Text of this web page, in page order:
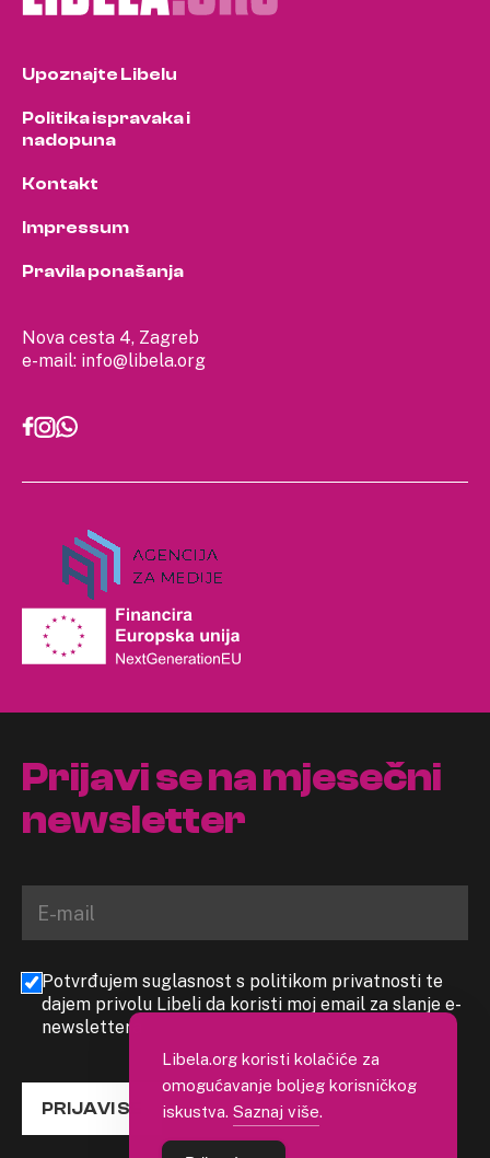
Nova cesta 4, Zagreb
e-mail: info@libela.org
Upoznajte Libelu
Politika ispravaka i
nadopuna
Kontakt
Impressum
Pravila ponašanja
Prijavi se na mjesečni
newsletter
Potvrđujem suglasnost s politikom privatnosti te
dajem privolu Libeli da koristi moj email za slanje e-
newslettera
PRIJAVI SE
Libela.org koristi kolačiće za
omogućavanje boljeg korisničkog
iskustva. Saznaj više.